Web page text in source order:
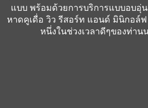
แบบ พร้อมด้วยการบริการแบบอบอุ่น
หาดคูเดื่อ วิว รีสอร์ท แอนด์ มินิกอล์ฟ
หนึ่งในช่วงเวลาดีๆของท่า